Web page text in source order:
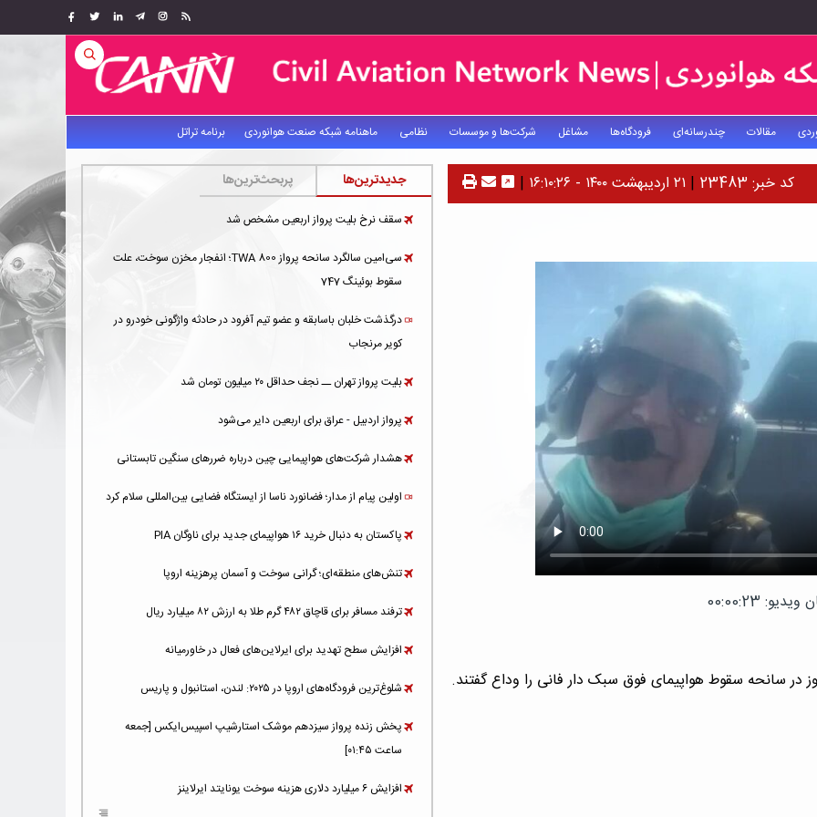
مقالات چندرسانه‌ای فرودگاه‌ها مشاغل شرکت‌ها و موسسات نظامی ماهنامه شبکه صنعت هوانوردی برنامه تراتل
کد خبر: 23483 | ۲۱ اردیبهشت ۱۴۰۰ - ۱۶:۱۰:۲۶ |
00:00:23
جدیدترین‌ها پربحث‌ترین‌ها
سقف نرخ بلیت پرواز اربعین مشخص شد
سی‌امین سالگرد سانحه پرواز TWA 800؛ انفجار مخزن سوخت، علت
سقوط بوئینگ 747
درگذشت خلبان باسابقه و عضو تیم آفرود در حادثه واژگونی خودرو در
کویر مرنجاب
بلیت پرواز تهران ــ نجف حداقل ۲۰ میلیون تومان شد
پرواز اردبیل - عراق برای اربعین دایر می‌شود
هشدار شرکت‌های هواپیمایی چین درباره ضررهای سنگین تابستانی
اولین پیام از مدار؛ فضانورد ناسا از ایستگاه فضایی بین‌المللی سلام کرد
پاکستان به دنبال خرید ۱۶ هواپیمای جدید برای ناوگان PIA
تنش‌های منطقه‌ای؛ گرانی سوخت و آسمان پرهزینه اروپا
ترفند مسافر برای قاچاق ۴۸۲ گرم طلا به ارزش ۸۲ میلیارد ریال
افزایش سطح تهدید برای ایرلاین‌های فعال در خاورمیانه
شلوغ‌ترین فرودگاه‌های اروپا در ۲۰۲۵: لندن، استانبول و پاریس
پخش زنده پرواز سیزدهم موشک استارشیپ اسپیس‌ایکس [جمعه
ساعت ۰۱:۴۵]
افزایش ۶ میلیارد دلاری هزینه‌ سوخت یونایتد ایرلاینز